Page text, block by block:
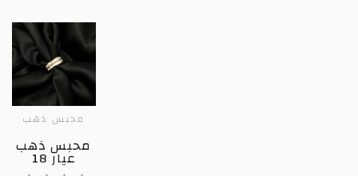
محبس ذهب
محبس ذهب
عيار 18